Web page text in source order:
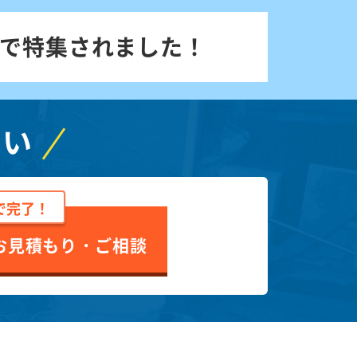
特集されました！
完了！
見積もり・ご相談